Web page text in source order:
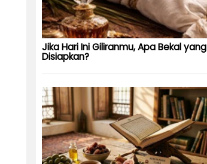
Jika Hari Ini Giliranmu, Apa Bekal yang
Disiapkan?